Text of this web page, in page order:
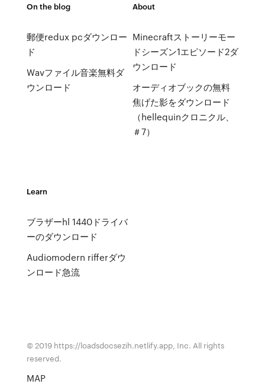
On the blog
郵便redux pcダウンロー
ド
Wavファイル音楽無料ダ
ウンロード
About
Minecraftストーリーモー
ドシーズン1エピソード2ダ
ウンロード
オーディオブックの無料
焦げた影をダウンロード
（hellequinクロニクル、
＃7）
Learn
ブラザーhl 1440ドライバ
ーのダウンロード
Audiomodern rifferダウ
ンロード急流
© 2019 https://loadsdocsezih.netlify.app, Inc. All rights
reserved.
MAP